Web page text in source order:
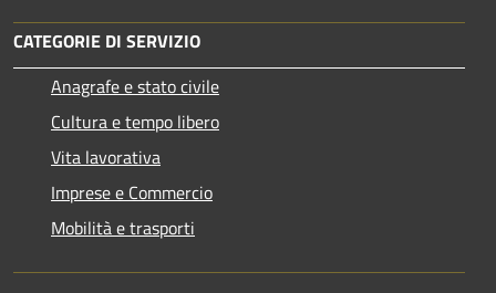
CATEGORIE DI SERVIZIO
Anagrafe e stato civile
Cultura e tempo libero
Vita lavorativa
Imprese e Commercio
Mobilità e trasporti